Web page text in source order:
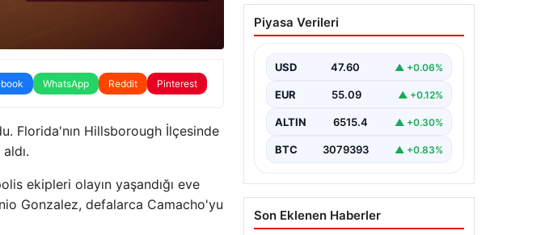
WhatsApp Reddit Pinterest
Florida'nın Hillsborough İlçesinde
ekipleri olayın yaşandığı eve
Gonzalez, defalarca Camacho'yu
Muğla Yatağan’da orman
yangını
Piyasa Verileri
USD 47.60 ▲ +0.06%
EUR 55.09 ▲ +0.12%
ALTIN 6515.4 ▲ +0.30%
BTC 3079393 ▲ +0.83%
Son Eklenen Haberler